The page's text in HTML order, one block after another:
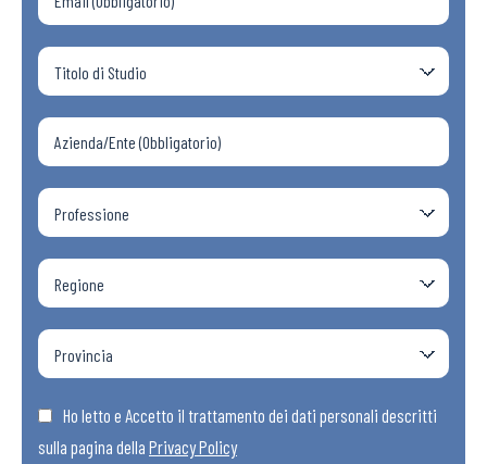
Ho letto e Accetto il trattamento dei dati personali descritti
sulla pagina della Privacy Policy